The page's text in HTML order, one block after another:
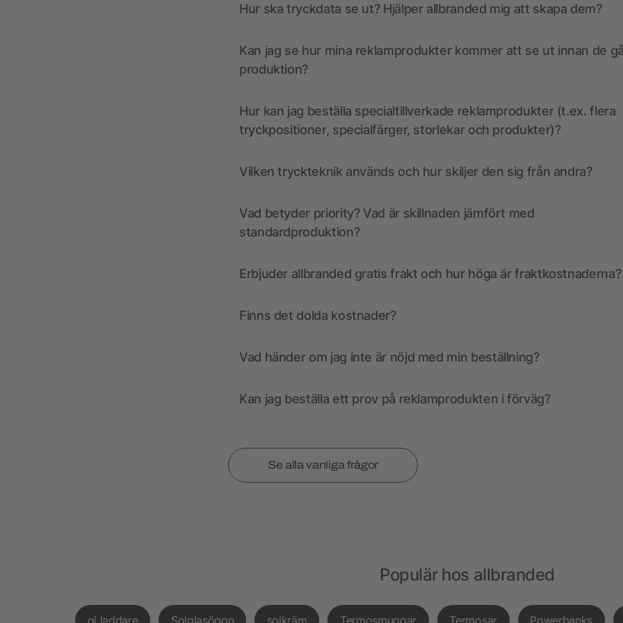
Hur ska tryckdata se ut? Hjälper allbranded mig att skapa dem?
Kan jag se hur mina reklamprodukter kommer att se ut innan de
produktion?
Hur kan jag beställa specialtillverkade reklamprodukter (t.ex. flera
tryckpositioner, specialfärger, storlekar och produkter)?
Vilken tryckteknik används och hur skiljer den sig från andra?
Vad betyder priority? Vad är skillnaden jämfört med
standardproduktion?
Erbjuder allbranded gratis frakt och hur höga är fraktkostnaderna?
Finns det dolda kostnader?
Vad händer om jag inte är nöjd med min beställning?
Kan jag beställa ett prov på reklamprodukten i förväg?
Se alla vanliga frågor
Populär hos allbranded
qi laddare Solglasögon solkräm Termosmuggar Termosar Powerbanks